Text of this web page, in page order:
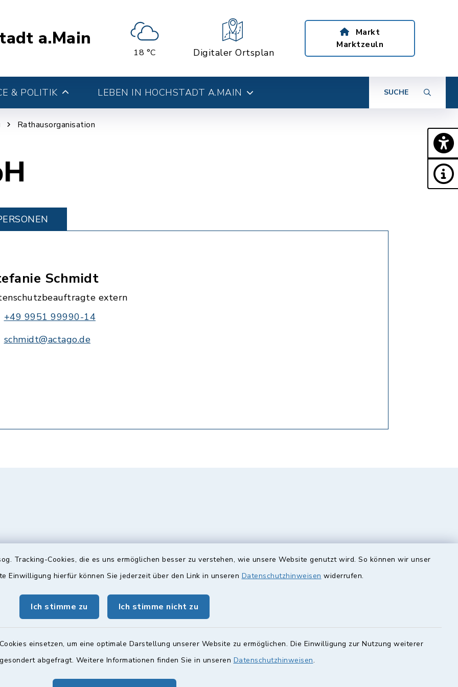
Tracking-Cookies, die es uns ermöglichen besser zu verstehen, wie unsere Website genutzt wird. So können wir unser
Einwilligung hierfür können Sie jederzeit über den Link in unseren Datenschutzhinweisen widerrufen.
Ich stimme zu Ich stimme nicht zu
einsetzen, um eine optimale Darstellung unserer Website zu ermöglichen. Die Einwilligung zur Nutzung weiterer
abgefragt. Weitere Informationen finden Sie in unseren Datenschutzhinweisen.
a.Main
18 °C Digitaler Ortsplan
Markt
Marktzeuln
& POLITIK LEBEN IN HOCHSTADT A.MAIN SUCHE
Rathausorganisation
Schmidt
extern
+49 9951 99990-14
schmidt@actago.de
und Freitag:
Uhr
Uhr
Bürgersprechstunde
Sprechstunde:
Diese findet nach Vereinbarung statt.
Weitere Informationen finden Sie hier.
Quicklinks
Obermain Jura
Veranstaltungskalender
geoPortal Lichtenfels